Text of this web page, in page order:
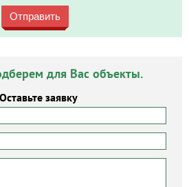
Отправить
для Вас объекты.
Оставьте заявку